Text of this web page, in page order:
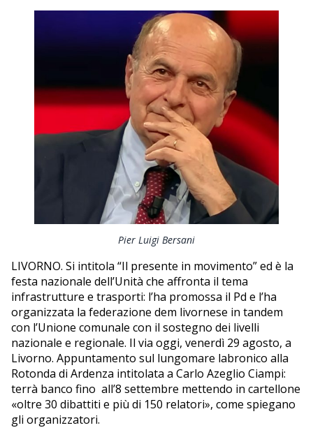
Pier Luigi Bersani
LIVORNO. Si intitola “Il presente in movimento” ed è la
festa nazionale dell’Unità che affronta il tema
infrastrutture e trasporti: l’ha promossa il Pd e l’ha
organizzata la federazione dem livornese in tandem
con l’Unione comunale con il sostegno dei livelli
nazionale e regionale. Il via oggi, venerdì 29 agosto, a
Livorno. Appuntamento sul lungomare labronico alla
Rotonda di Ardenza intitolata a Carlo Azeglio Ciampi:
terrà banco fino all’8 settembre mettendo in cartellone
«oltre 30 dibattiti e più di 150 relatori», come spiegano
gli organizzatori.